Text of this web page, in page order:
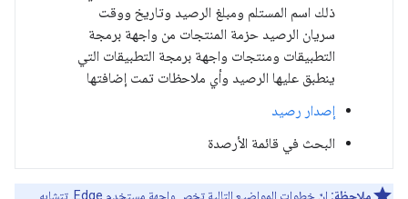
ذلك اسم المستلم ومبلغ الرصيد وتاريخ ووقت
سريان الرصيد حزمة المنتجات من واجهة برمجة
التطبيقات ومنتجات واجهة برمجة التطبيقات التي
ينطبق عليها الرصيد وأي ملاحظات تمت إضافتها
إصدار رصيد
البحث في قائمة الأرصدة
ملاحظة:
إنّ خطوات المواضيع التالية تخص واجهة مستخدم Edge. تتشابه